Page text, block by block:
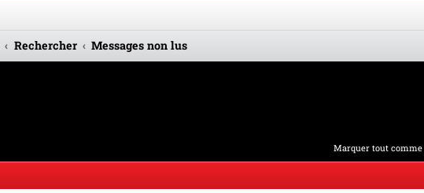
Rechercher Messages non lus
Marquer tout